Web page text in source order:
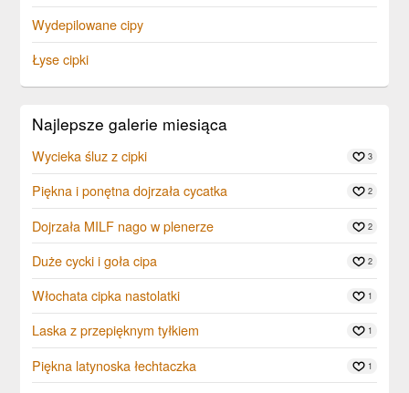
Wydepilowane cipy
Łyse cipki
Najlepsze galerie miesiąca
Wycieka śluz z cipki 3
Piękna i ponętna dojrzała cycatka 2
Dojrzała MILF nago w plenerze 2
Duże cycki i goła cipa 2
Włochata cipka nastolatki 1
Laska z przepięknym tyłkiem 1
Piękna latynoska łechtaczka 1